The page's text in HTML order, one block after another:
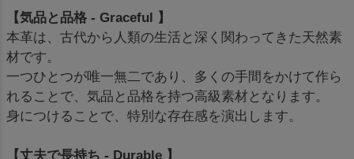
【気品と品格 - Graceful 】
本革は、古代から人類の生活と深く関わってきた天然素
材です。
一つひとつが唯一無二であり、多くの手間をかけて作ら
れることで、気品と品格を持つ高級素材となります。
身につけることで、特別な存在感を演出します。
【丈夫で長持ち - Durable 】